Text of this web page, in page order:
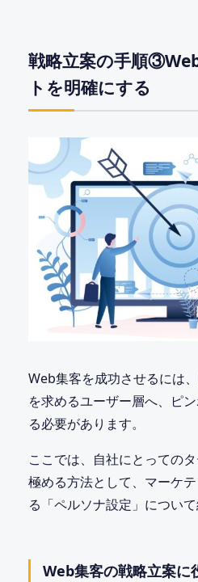
戦略立案の手順
トを明確にする
Web集客を成功させるには
を求めるユーザー層へ、ピ
る必要があります。
ここでは、自社にとっての
極める方法として、マーケ
る「ペルソナ設定」について
Web集客の戦略立案に